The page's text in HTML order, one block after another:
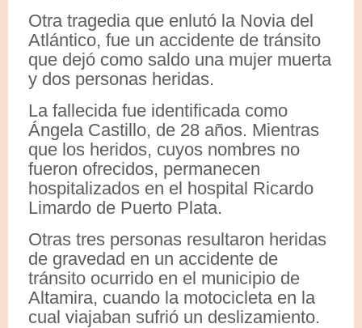
Otra tragedia que enlutó la Novia del
Atlántico, fue un accidente de tránsito
que dejó como saldo una mujer muerta
y dos personas heridas.
La fallecida fue identificada como
Ángela Castillo, de 28 años. Mientras
que los heridos, cuyos nombres no
fueron ofrecidos, permanecen
hospitalizados en el hospital Ricardo
Limardo de Puerto Plata.
Otras tres personas resultaron heridas
de gravedad en un accidente de
tránsito ocurrido en el municipio de
Altamira, cuando la motocicleta en la
cual viajaban sufrió un deslizamiento.